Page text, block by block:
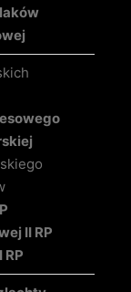
II RP
RP